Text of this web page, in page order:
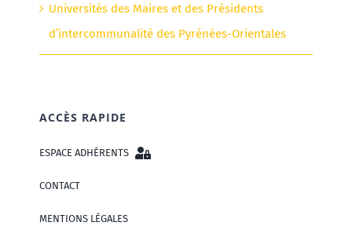
Universités des Maires et des Présidents
d’intercommunalité des Pyrénées-Orientales
ACCÈS RAPIDE
ESPACE ADHÉRENTS
CONTACT
MENTIONS LÉGALES